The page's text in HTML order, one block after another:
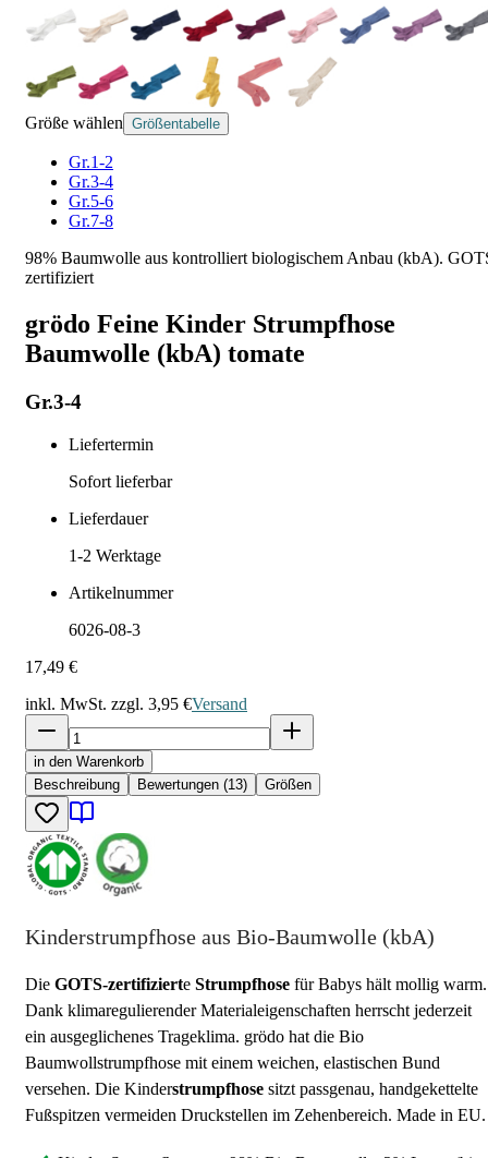
Größe wählen Größentabelle
Gr.1-2
Gr.3-4
Gr.5-6
Gr.7-8
98% Baumwolle aus kontrolliert biologischem Anbau (kbA).
zertifiziert
grödo Feine Kinder Strumpfhose
Baumwolle (kbA) tomate
Gr.3-4
Liefertermin
Sofort lieferbar
Lieferdauer
1-2 Werktage
Artikelnummer
6026-08-3
17,49 €
inkl. MwSt. zzgl. 3,95 €Versand
in den Warenkorb
Beschreibung
Bewertungen (13) Größen
Kinderstrumpfhose aus Bio-Baumwolle (kbA)
Die GOTS-zertifizierte Strumpfhose für Babys hält mollig warm.
Dank klimaregulierender Materialeigenschaften herrscht jederzeit
ein ausgeglichenes Trageklima. grödo hat die Bio
Baumwollstrumpfhose mit einem weichen, elastischen Bund
versehen. Die Kinderstrumpfhose sitzt passgenau, handgekettelte
Fußspitzen vermeiden Druckstellen im Zehenbereich. Made in EU.